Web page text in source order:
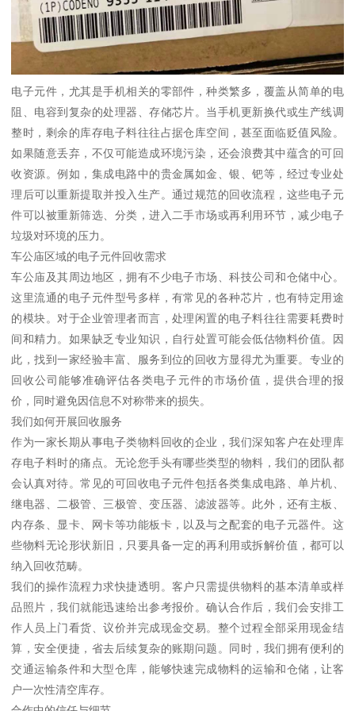
电子元件，尤其是手机相关的零部件，种类繁多，覆盖从简单的电
阻、电容到复杂的处理器、存储芯片。当手机更新换代或生产线调
整时，剩余的库存电子料往往占据仓库空间，甚至面临贬值风险。
如果随意丢弃，不仅可能造成环境污染，还会浪费其中蕴含的可回
收资源。例如，集成电路中的贵金属如金、银、钯等，经过专业处
理后可以重新提取并投入生产。通过规范的回收流程，这些电子元
件可以被重新筛选、分类，进入二手市场或再利用环节，减少电子
垃圾对环境的压力。
车公庙区域的电子元件回收需求
车公庙及其周边地区，拥有不少电子市场、科技公司和仓储中心。
这里流通的电子元件型号多样，有常见的各种芯片，也有特定用途
的模块。对于企业管理者而言，处理闲置的电子料往往需要耗费时
间和精力。如果缺乏专业知识，自行处置可能会低估物料价值。因
此，找到一家经验丰富、服务到位的回收方显得尤为重要。专业的
回收公司能够准确评估各类电子元件的市场价值，提供合理的报
价，同时避免因信息不对称带来的损失。
我们如何开展回收服务
作为一家长期从事电子类物料回收的企业，我们深知客户在处理库
存电子料时的痛点。无论您手头有哪些类型的物料，我们的团队都
会认真对待。常见的可回收电子元件包括各类集成电路、单片机、
继电器、二极管、三极管、变压器、滤波器等。此外，还有主板、
内存条、显卡、网卡等功能板卡，以及与之配套的电子元器件。这
些物料无论形状新旧，只要具备一定的再利用或拆解价值，都可以
纳入回收范畴。
我们的操作流程力求快捷透明。客户只需提供物料的基本清单或样
品照片，我们就能迅速给出参考报价。确认合作后，我们会安排工
作人员上门看货、议价并完成现金交易。整个过程全部采用现金结
算，安全便捷，省去后续复杂的账期问题。同时，我们拥有便利的
交通运输条件和大型仓库，能够快速完成物料的运输和仓储，让客
户一次性清空库存。